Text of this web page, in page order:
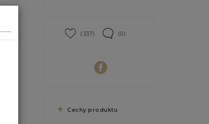
(337) (0)
Cechy produktu